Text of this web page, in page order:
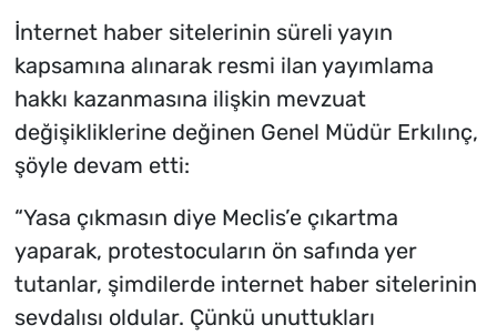
İnternet haber sitelerinin süreli yayın
kapsamına alınarak resmi ilan yayımlama
hakkı kazanmasına ilişkin mevzuat
değişikliklerine değinen Genel Müdür Erkılınç,
şöyle devam etti:
“Yasa çıkmasın diye Meclis’e çıkartma
yaparak, protestocuların ön safında yer
tutanlar, şimdilerde internet haber sitelerinin
sevdalısı oldular. Çünkü unuttukları